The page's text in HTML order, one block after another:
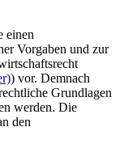
einen
Vorgaben und zur
) vor. Demnach
Grundlagen
werden. Die
den